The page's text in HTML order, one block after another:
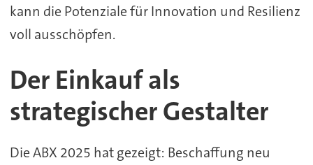
kann die Potenziale für Innovation und Resilienz
voll ausschöpfen.
Der Einkauf als
strategischer Gestalter
Die ABX 2025 hat gezeigt: Beschaffung neu